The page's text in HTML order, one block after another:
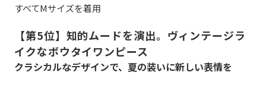
すべてMサイズを着用
【第5位】知的ムードを演出。ヴィンテージラ
イクなボウタイワンピース
クラシカルなデザインで、夏の装いに新しい表情を